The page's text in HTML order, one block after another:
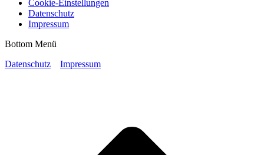
Cookie-Einstellungen
Datenschutz
Impressum
Bottom Menü
Datenschutz
Impressum